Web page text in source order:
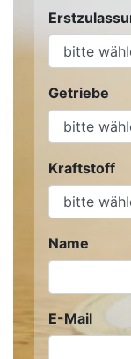
Getriebe
Kraftstoff
Name
E-Mail